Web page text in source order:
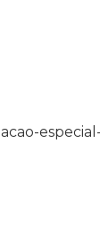
especial-